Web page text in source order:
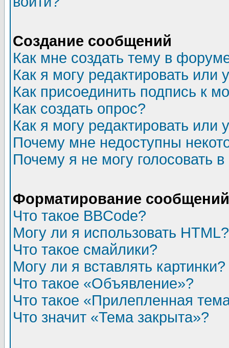
Создание сообщений
Как мне создать тему в
Как я могу редактировать или
Как присоединить подпись к
Как создать опрос?
Как я могу редактировать или
Почему мне недоступны
Почему я не могу голосовать
Форматирование
Что такое BBCode?
Могу ли я использовать HTML?
Что такое смайлики?
Могу ли я вставлять картинки?
Что такое «Объявление»?
Что такое «Прилепленная
Что значит «Тема закрыта»?